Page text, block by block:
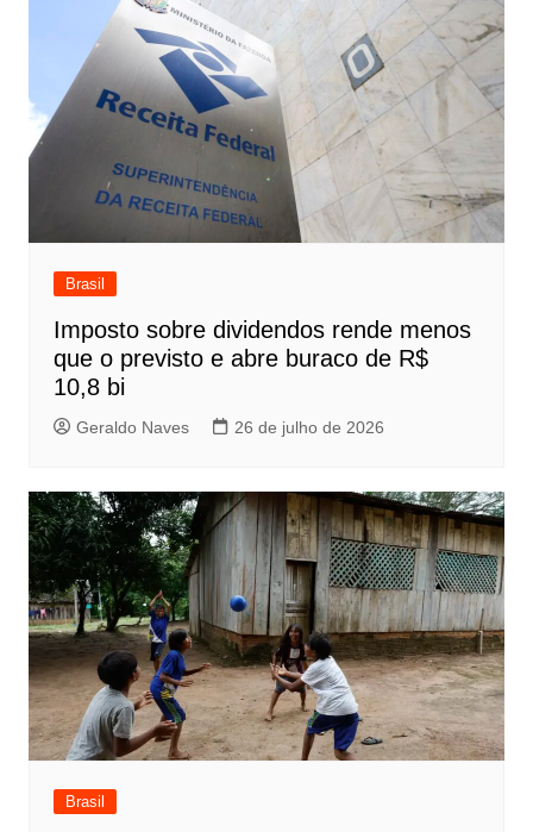
Brasil
Imposto sobre dividendos rende menos
que o previsto e abre buraco de R$
10,8 bi
Geraldo Naves 26 de julho de 2026
Brasil